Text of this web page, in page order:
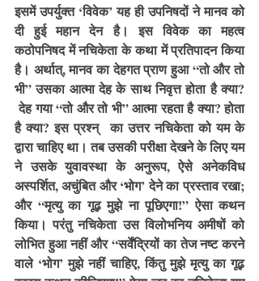
इसमें उपर्युक्त ‘विवेक’ यह ही उपनिषदों ने मानव को
दी हुई महान देन है। इस विवेक का महत्व
कठोपनिषद में नचिकेता के कथा में प्रतिपादन किया
है। अर्थात्, मानव का देहगत प्राण हुआ “तो और तो
भी” उसका आत्मा देह के साथ निवृत्त होता है क्या?
देह गया “तो और तो भी” आत्मा रहता है क्या? होता
है क्या? इस प्रश्न्  का उत्तर नचिकेता को यम के
द्वारा चाहिए था। तब उसकी परीक्षा देखने के लिए यम
ने उसके युवावस्था के अनुरूप, ऐसे अनेकविध
अस्पर्शित, अचुंबित और ‘भोग’ देने का प्रस्ताव रखा;
और “मृत्यु का गूढ़ मुझे ना पूछिएगा!” ऐसा कथन
किया। परंतु नचिकेता उस विलोभनिय अमीषों को
लोभित हुआ नहीं और “सर्वेंद्रियों का तेज नष्ट करने
वाले ‘भोग’ मुझे नहीं चाहिए, किंतु मुझे मृत्यु का गूढ़